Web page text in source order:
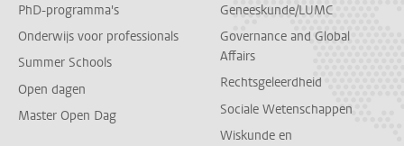
PhD-programma's
Onderwijs voor professionals
Summer Schools
Open dagen
Master Open Dag
Geneeskunde/LUMC
Governance and Global
Affairs
Rechtsgeleerdheid
Sociale Wetenschappen
Wiskunde en